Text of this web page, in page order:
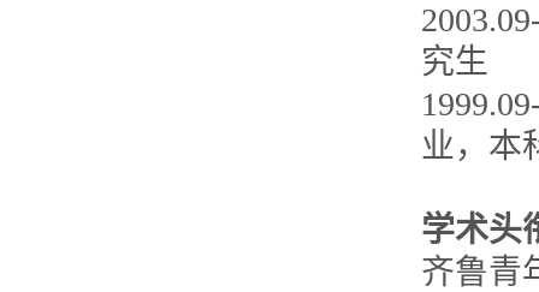
究生
业，本
学术头
齐鲁青